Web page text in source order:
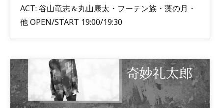
ACT: 谷山竜志＆丸山康太・フーテン族・藻の月・
他 OPEN/START 19:00/19:30